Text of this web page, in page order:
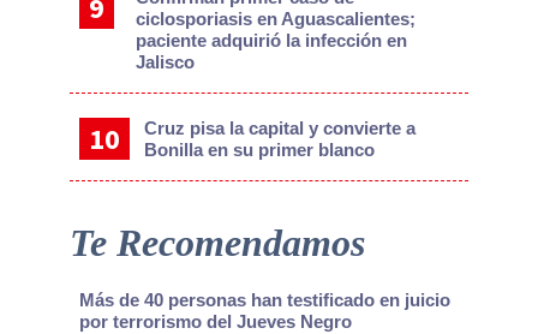
ciclosporiasis en Aguascalientes;
paciente adquirió la infección en
Jalisco
Cruz pisa la capital y convierte a
Bonilla en su primer blanco
Te Recomendamos
Más de 40 personas han testificado en juicio
por terrorismo del Jueves Negro